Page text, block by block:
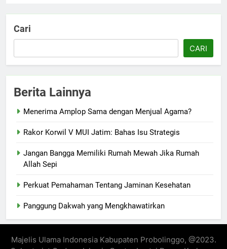
Cari
CARI
Berita Lainnya
Menerima Amplop Sama dengan Menjual Agama?
Rakor Korwil V MUI Jatim: Bahas Isu Strategis
Jangan Bangga Memiliki Rumah Mewah Jika Rumah
Allah Sepi
Perkuat Pemahaman Tentang Jaminan Kesehatan
Panggung Dakwah yang Mengkhawatirkan
Majelis Ulama Indonesia Kabupaten Probolinggo, @2023.